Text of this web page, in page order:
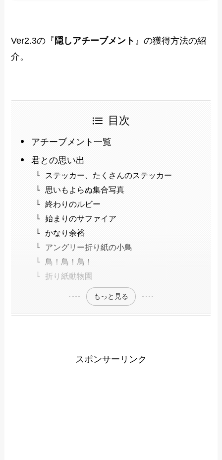
Ver2.3の『 隠しアチーブメント 』の獲得方法の紹
介。
目次
アチーブメント一覧
君との思い出
ステッカー、たくさんのステッカー
思いもよらぬ集合写真
終わりのルビー
始まりのサファイア
かなり余裕
アングリー折り紙の小鳥
鳥！鳥！鳥！
折り紙動物園
もっと見る
スポンサーリンク